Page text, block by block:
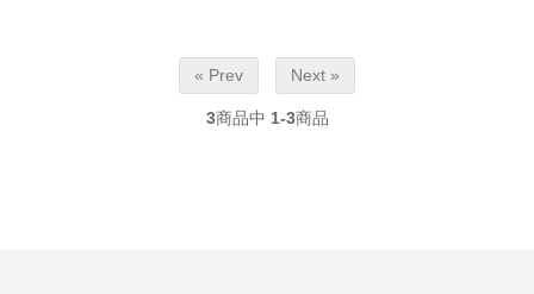
« Prev Next »
3商品中 1-3商品